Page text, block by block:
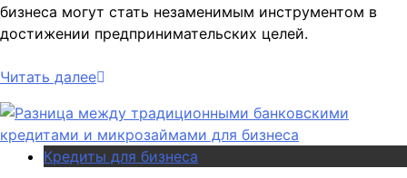
бизнеса могут стать незаменимым инструментом в
достижении предпринимательских целей.
Читать далее
Кредиты для бизнеса